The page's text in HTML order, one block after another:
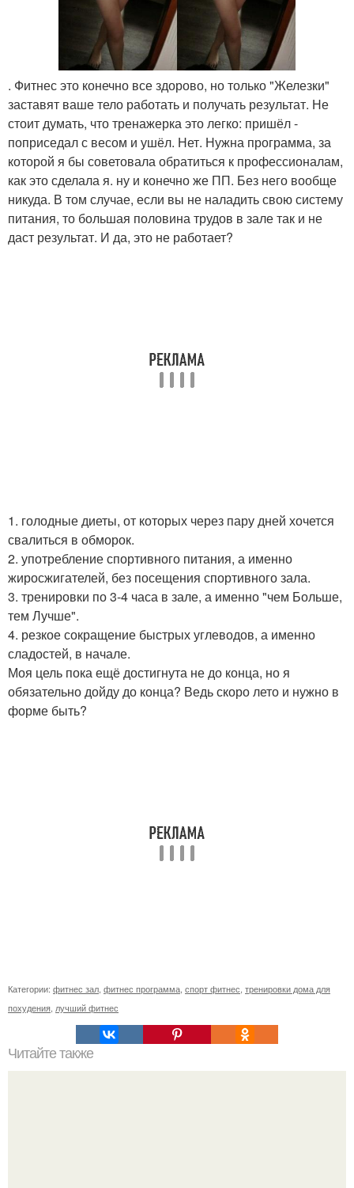
. Фитнес это конечно все здорово, но только "Железки"
заставят ваше тело работать и получать результат. Не
стоит думать, что тренажерка это легко: пришёл -
поприседал с весом и ушёл. Нет. Нужна программа, за
которой я бы советовала обратиться к профессионалам,
как это сделала я. ну и конечно же ПП. Без него вообще
никуда. В том случае, если вы не наладить свою систему
питания, то большая половина трудов в зале так и не
даст результат. И да, это не работает?
1. голодные диеты, от которых через пару дней хочется
свалиться в обморок.
2. употребление спортивного питания, а именно
жиросжигателей, без посещения спортивного зала.
3. тренировки по 3-4 часа в зале, а именно "чем Больше,
тем Лучше".
4. резкое сокращение быстрых углеводов, а именно
сладостей, в начале.
Моя цель пока ещё достигнута не до конца, но я
обязательно дойду до конца? Ведь скоро лето и нужно в
форме быть?
Категории: фитнес зал фитнес программа спорт фитнес тренировки дома для
похудения лучший фитнес
Читайте также